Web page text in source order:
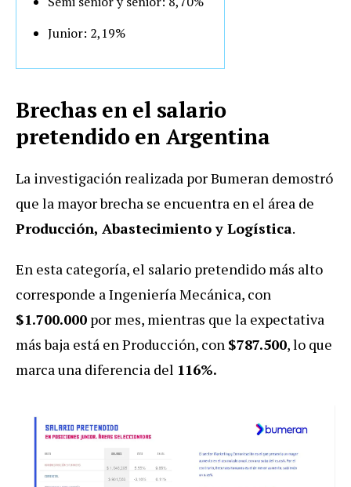
Junior: 2,19%
Brechas en el salario
pretendido en Argentina
La investigación realizada por Bumeran demostró
que la mayor brecha se encuentra en el área de
Producción, Abastecimiento y Logística.
En esta categoría, el salario pretendido más alto
corresponde a Ingeniería Mecánica, con
$1.700.000 por mes, mientras que la expectativa
más baja está en Producción, con $787.500, lo que
marca una diferencia del 116%.